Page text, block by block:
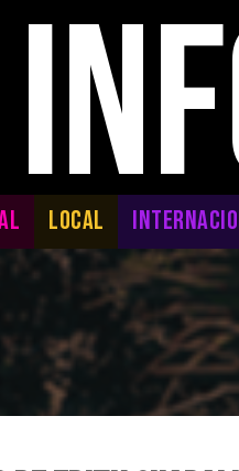
LOCAL